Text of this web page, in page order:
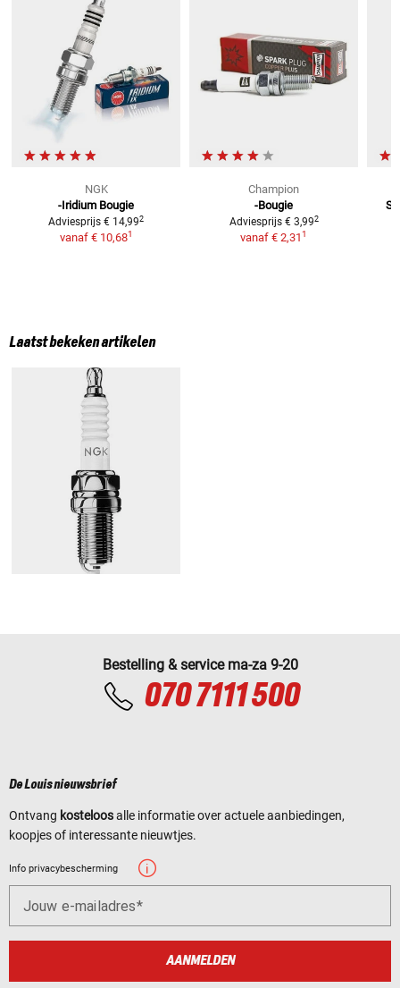
NGK
-Iridium Bougie
Adviesprijs € 14,992
vanaf € 10,681
Champion
-Bougie
Adviesprijs € 3,992
vanaf € 2,311
Laatst bekeken artikelen
Bestelling & service ma-za 9-20
070 7111 500
De Louis nieuwsbrief
Ontvang kosteloosalle informatie over actuele aanbiedingen,
koopjes of interessante nieuwtjes.
Info privacybescherming
Jouw e-mailadres
AANMELDEN